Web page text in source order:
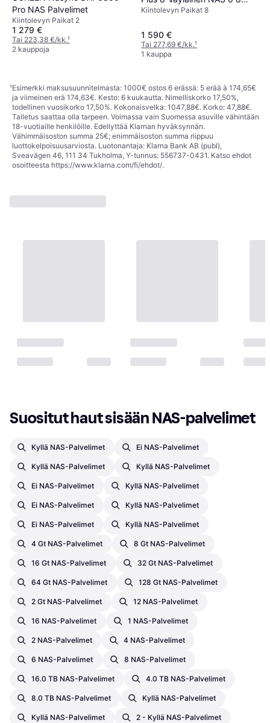
Pro NAS Palvelimet
Kiintolevyn Paikat 2
1 279 €
Tai 223,38 €/kk.¹
2 kauppoja
SATA 0 2 M.2 SSD
Kiintolevyn Paikat 8
1 590 €
Tai 277,69 €/kk.¹
1 kauppa
¹Esimerkki maksusuunnitelmasta: 1000€ ostos 6 erässä: 5 erää à 174,65€
ja viimeinen erä 174,63€. Kesto: 6 kuukautta. Nimelliskorko 17,50%,
todellinen vuosikorko 17,50%. Kokonaisvelka: 1047,88€. Korko: 47,88€.
Talletus saattaa olla tarpeen. Voimassa vain Suomessa asuville vähintään
18-vuotiaille henkilöille. Edellyttää Klarnan hyväksynnän.
Vähimmäisoston summa 25€; enimmäisoston summa riippuu
luottokelpoisuusarviosta. Luotonantaja: Klarna Bank AB (publ),
Sveavägen 46, 111 34 Tukholma, Y-tunnus: 556737-0431. Katso ehdot
osoitteesta https://www.klarna.com/fi/ehdot/.
Suositut haut sisään NAS-palvelimet
Kyllä NAS-Palvelimet Ei NAS-Palvelimet
Kyllä NAS-Palvelimet Kyllä NAS-Palvelimet
Ei NAS-Palvelimet Kyllä NAS-Palvelimet
Ei NAS-Palvelimet Kyllä NAS-Palvelimet
Ei NAS-Palvelimet Kyllä NAS-Palvelimet
4 Gt NAS-Palvelimet 8 Gt NAS-Palvelimet
16 Gt NAS-Palvelimet 32 Gt NAS-Palvelimet
64 Gt NAS-Palvelimet 128 Gt NAS-Palvelimet
2 Gt NAS-Palvelimet 12 NAS-Palvelimet
16 NAS-Palvelimet 1 NAS-Palvelimet
2 NAS-Palvelimet 4 NAS-Palvelimet
6 NAS-Palvelimet 8 NAS-Palvelimet
16.0 TB NAS-Palvelimet 4.0 TB NAS-Palvelimet
8.0 TB NAS-Palvelimet Kyllä NAS-Palvelimet
Kyllä NAS-Palvelimet 2 - Kyllä NAS-Palvelimet